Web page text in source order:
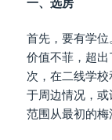
首先，要有学
价值不菲，超
次，在二线学
于周边情况，
范围从最初的梅